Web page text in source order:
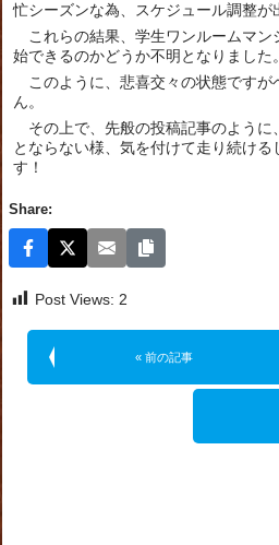
忙シーズンな為、スケジュール調整が
これらの結果、学生ワンルームマ
始できるのかどうか不明となりました。
このように、悲喜交々の状態です
ん。
その上で、先般の投稿記事のよう
とならない様、気を付けて走り続ける
す！
Share:
Post Views: 2
« 前の記事